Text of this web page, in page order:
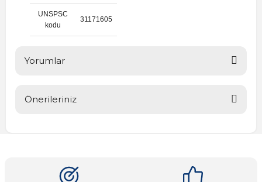
UNSPSC
kodu
31171605
Yorumlar
Önerileriniz
Görüş ve önerileriniz için teşekkür ederiz.